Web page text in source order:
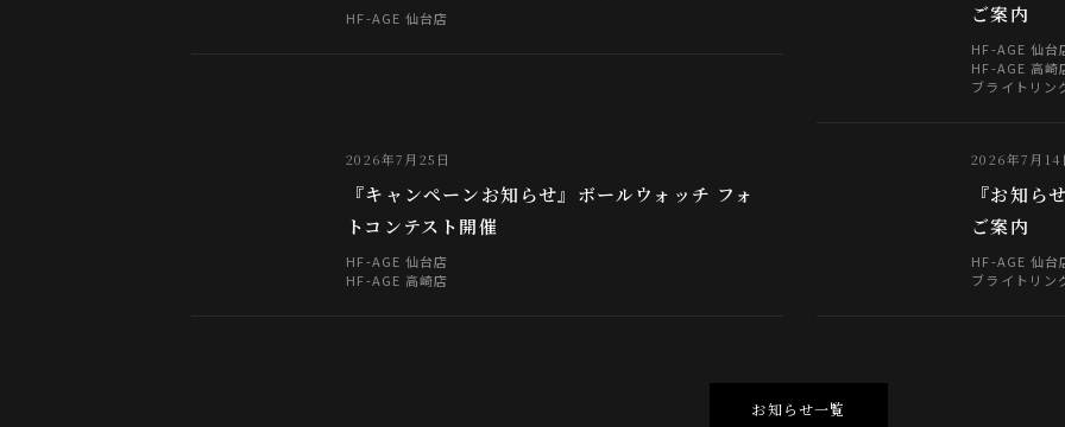
HF-AGE 仙台店
ご案内
HF-AGE 仙台
HF-AGE 高崎
ブライトリン
2026年7月25日
『キャンペーンお知らせ』ボールウォッチ フォ
トコンテスト開催
HF-AGE 仙台店
HF-AGE 高崎店
2026年7月14
『お知ら
ご案内
HF-AGE 仙台
ブライトリン
お知らせ一覧